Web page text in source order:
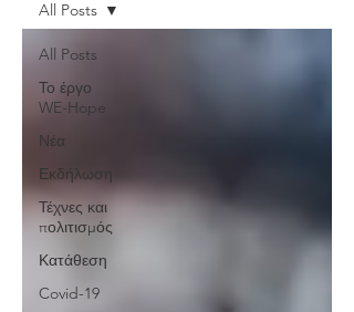
All Posts
Το έργο
WE-Hope
Νέα
Εκδήλωση
Τέχνες και
πολιτισμός
Κατάθεση
Covid-19
All Posts